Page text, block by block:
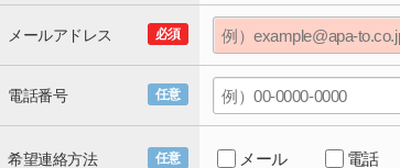
必須
メールアドレス
任意
電話番号
任意
希望連絡方法 メール 電話